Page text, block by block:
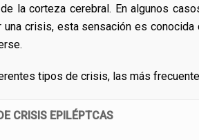
la corteza cerebral. En algunos
crisis, esta sensación es conocida
tipos de crisis, las más
CRISIS EPILÉPTCAS